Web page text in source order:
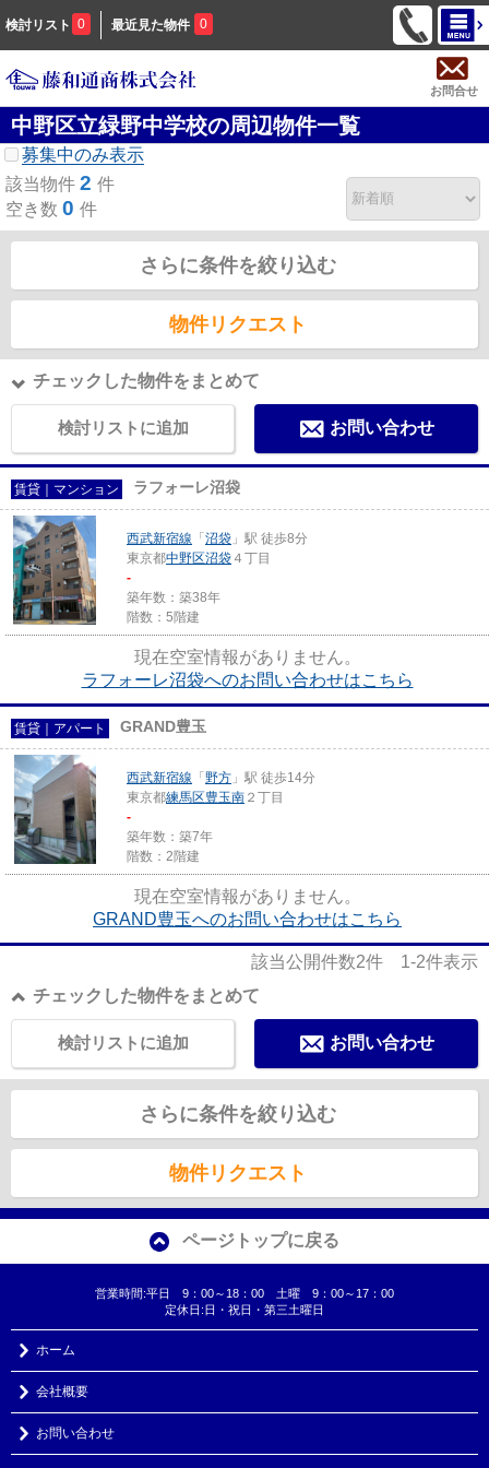
検討リスト 0 最近見た物件 0
お問合せ
中野区立緑野中学校の周辺物件一覧
募集中のみ表示
該当物件 2 件
空き数 0 件
さらに条件を絞り込む
物件リクエスト
チェックした物件をまとめて
検討リストに追加 お問い合わせ
賃貸｜マンション ラフォーレ沼袋
西武新宿線 「 沼袋 」駅 徒歩8分
東京都中野区沼袋 ４丁目
-
築年数：築38年
階数：5階建
現在空室情報がありません。
ラフォーレ沼袋へのお問い合わせはこちら
賃貸｜アパート GRAND豊玉
西武新宿線 「 野方 」駅 徒歩14分
東京都練馬区豊玉南 ２丁目
-
築年数：築7年
階数：2階建
現在空室情報がありません。
GRAND豊玉へのお問い合わせはこちら
該当公開件数2件 1-2件表示
チェックした物件をまとめて
お問い合わせ
検討リストに追加
さらに条件を絞り込む
物件リクエスト
ページトップに戻る
営業時間:平日 9：00～18：00 土曜 9：00～17：00
定休日:日・祝日・第三土曜日
ホーム
会社概要
お問い合わせ